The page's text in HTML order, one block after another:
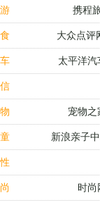
携程
大众点评
太平洋汽
宠物之
新浪亲子
时尚